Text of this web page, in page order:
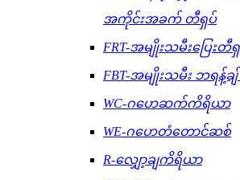
အကိုင်းအခက် တီရှပ်
FRT-အမျိုးသမီးပြေးတီ
FBT-အမျိုးသမီး ဘရန့်ခ
WC-ဂဟေဆက်ကိရိယာ
WE-ဂဟေတံတောင်ဆစ်
R-လျှော့ချကိရိယာ